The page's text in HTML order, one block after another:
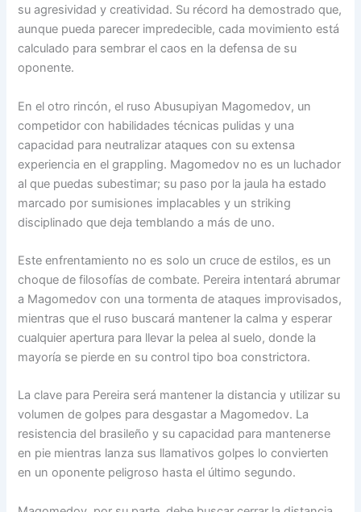
su agresividad y creatividad. Su récord ha demostrado que,
aunque pueda parecer impredecible, cada movimiento está
calculado para sembrar el caos en la defensa de su
oponente.
En el otro rincón, el ruso Abusupiyan Magomedov, un
competidor con habilidades técnicas pulidas y una
capacidad para neutralizar ataques con su extensa
experiencia en el grappling. Magomedov no es un luchador
al que puedas subestimar; su paso por la jaula ha estado
marcado por sumisiones implacables y un striking
disciplinado que deja temblando a más de uno.
Este enfrentamiento no es solo un cruce de estilos, es un
choque de filosofías de combate. Pereira intentará abrumar
a Magomedov con una tormenta de ataques improvisados,
mientras que el ruso buscará mantener la calma y esperar
cualquier apertura para llevar la pelea al suelo, donde la
mayoría se pierde en su control tipo boa constrictora.
La clave para Pereira será mantener la distancia y utilizar su
volumen de golpes para desgastar a Magomedov. La
resistencia del brasileño y su capacidad para mantenerse
en pie mientras lanza sus llamativos golpes lo convierten
en un oponente peligroso hasta el último segundo.